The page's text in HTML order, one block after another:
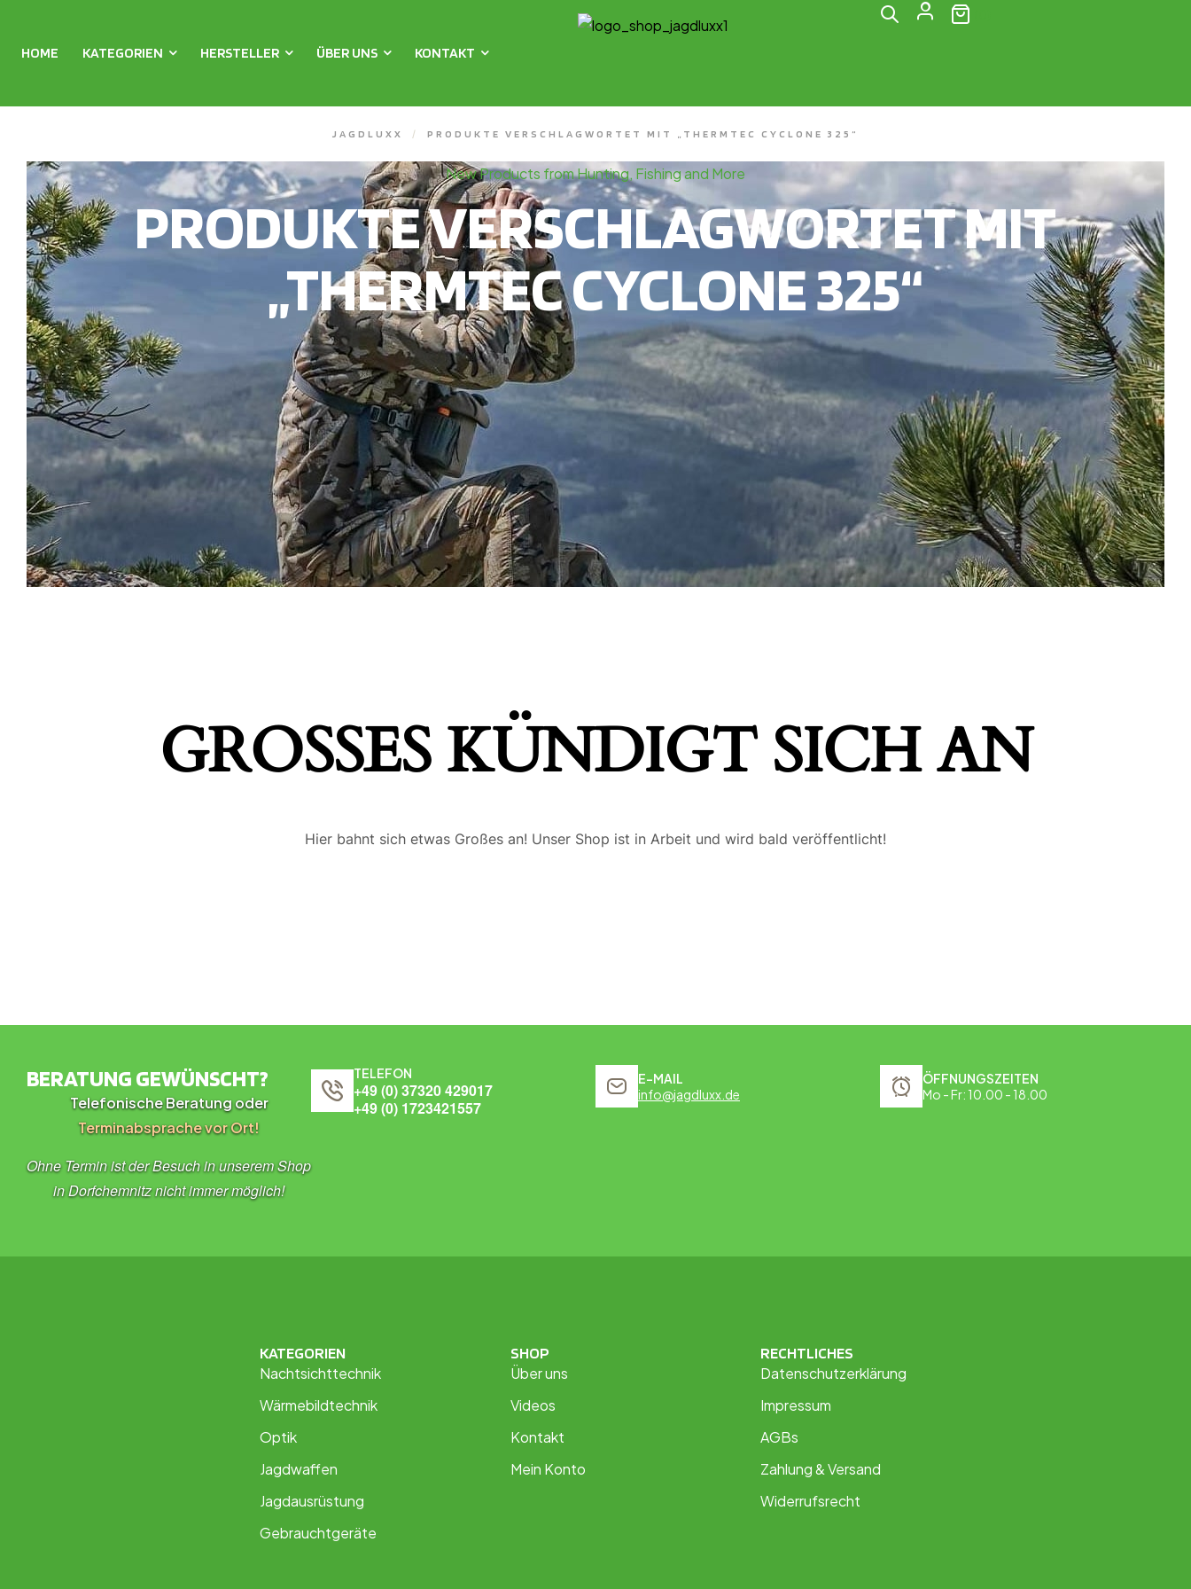
HOME KATEGORIEN HERSTELLER ÜBER UNS KONTAKT
JAGDLUXX / PRODUKTE VERSCHLAGWORTET MIT „THERMTEC CYCLONE 325“
New Products from Hunting, Fishing and More
PRODUKTE VERSCHLAGWORTET MIT
„THERMTEC CYCLONE 325“
GROSSES KÜNDIGT SICH AN
Hier bahnt sich etwas Großes an! Unser Shop ist in Arbeit und wird bald veröffentlicht!
BERATUNG GEWÜNSCHT?
Telefonische Beratung oder
Terminabsprache vor Ort!
Ohne Termin ist der Besuch in unserem Shop
in Dorfchemnitz nicht immer möglich!
TELEFON
+49 (0) 37320 429017
+49 (0) 1723421557
E-MAIL
info@jagdluxx.de
ÖFFNUNGSZEITEN
Mo - Fr: 10.00 - 18.00
KATEGORIEN
Nachtsichttechnik
Wärmebildtechnik
Optik
Jagdwaffen
Jagdausrüstung
Gebrauchtgeräte
SHOP
Über uns
Videos
Kontakt
Mein Konto
RECHTLICHES
Datenschutzerklärung
Impressum
AGBs
Zahlung & Versand
Widerrufsrecht